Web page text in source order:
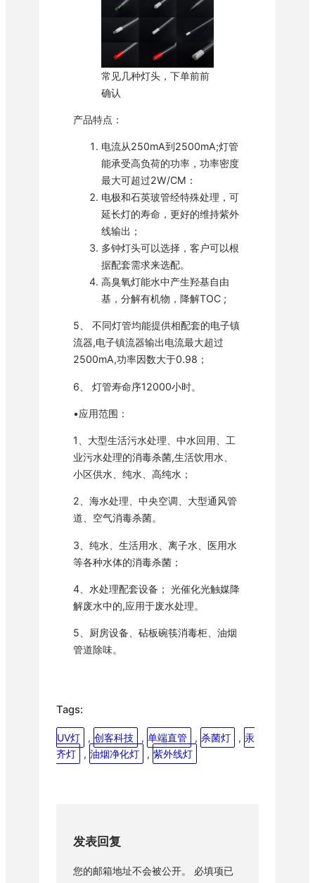
常见几种灯头，下单前前
确认
产品特点：
电流从250mA到2500mA;灯管
能承受高负荷的功率，功率密度
最大可超过2W/CM：
电极和石英玻管经特殊处理，可
延长灯的寿命，更好的维持紫外
线输出；
多钟灯头可以选择，客户可以根
据配套需求来选配。
高臭氧灯能水中产生羟基自由
基，分解有机物，降解TOC ;
5、 不同灯管均能提供相配套的电子镇
流器,电子镇流器输出电流最大超过
2500mA,功率因数大于0.98；
6、 灯管寿命序12000小时。
•应用范围：
1、大型生活污水处理、中水回用、工
业污水处理的消毒杀菌,生活饮用水、
小区供水、纯水、高纯水；
2、海水处理、中央空调、大型通风管
道、空气消毒杀菌。
3、纯水、生活用水、离子水、医用水
等各种水体的消毒杀菌；
4、水处理配套设备； 光催化光触媒降
解废水中的,应用于废水处理。
5、厨房设备、砧板碗筷消毒柜、油烟
管道除味。
Tags:
UV灯 , 创客科技 , 单端直管 , 杀菌灯 , 汞
齐灯
, 油烟净化灯 , 紫外线灯
发表回复
您的邮箱地址不会被公开。
必填项已